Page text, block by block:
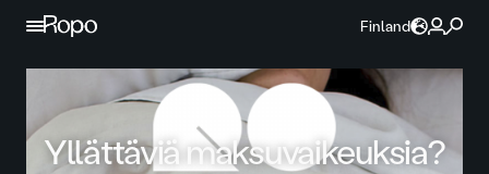
Jatka sisältöön
Finland
Yllättäviä maksuvaikeuksia?